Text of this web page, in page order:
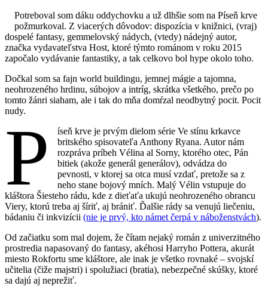
Potreboval som dáku oddychovku a už dlhšie som na Píseň krve
požmurkoval. Z viacerých dôvodov: dispozícia v knižnici, (vraj)
dospelé fantasy, gemmelovský nádych, (vtedy) nádejný autor,
značka vydavateľstva Host, ktoré týmto románom v roku 2015
započalo vydávanie fantastiky, a tak celkovo bol hype okolo toho.
Dočkal som sa fajn world buildingu, jemnej mágie a tajomna,
neohrozeného hrdinu, súbojov a intríg, skrátka všetkého, prečo po
tomto žánri siaham, ale i tak do mňa domŕzal neodbytný pocit. Pocit
nudy.
P
íseň krve je prvým dielom série Ve stínu krkavce
britského spisovateľa Anthony Ryana. Autor nám
rozpráva príbeh Vélina al Sorny, ktorého otec, Pán
bitiek (akože generál generálov), odvádza do
pevnosti, v ktorej sa otca musí vzdať, pretože sa z
neho stane bojový mních. Malý Vélin vstupuje do
kláštora Šiesteho rádu, kde z dieťaťa ukujú neohrozeného obrancu
Viery, ktorú treba aj šíriť, aj brániť. Ďalšie rády sa venujú liečeniu,
bádaniu či inkvizícii (nie je prvý, kto námet čerpá v náboženstvách).
Od začiatku som mal dojem, že čítam nejaký román z univerzitného
prostredia napasovaný do fantasy, akéhosi Harryho Pottera, akurát
miesto Rokfortu sme kláštore, ale inak je všetko rovnaké – svojskí
učitelia (čiže majstri) i spolužiaci (bratia), nebezpečné skúšky, ktoré
sa dajú aj neprežiť.